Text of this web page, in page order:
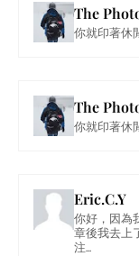
The
你就印著休
The
你就印著休
Eric.C.Y
你好，因為
章後我去上
注...